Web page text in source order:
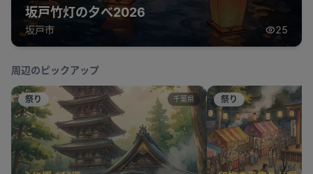
坂戸竹灯の夕べ2026
坂戸市 25
周辺のピックアップ
祭り 千葉県 祭り